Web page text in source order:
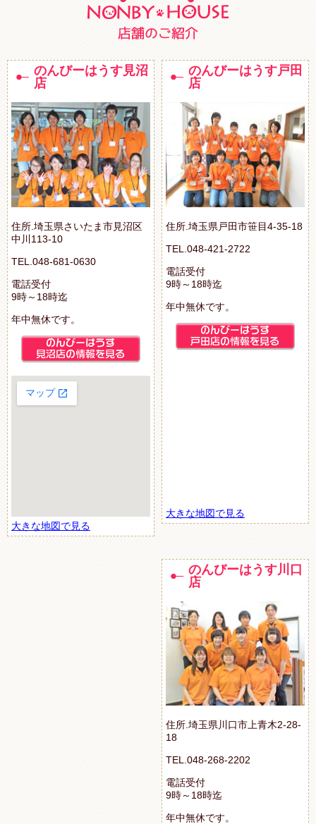
のんびーはうす見沼
店
住所.埼玉県さいたま市見沼区
中川113-10
TEL.048-681-0630
電話受付
9時～18時迄
年中無休です。
大きな地図で見る
のんびーはうす戸田
店
住所.埼玉県戸田市笹目4-35-18
TEL.048-421-2722
電話受付
9時～18時迄
年中無休です。
大きな地図で見る
のんびーはうす川口
店
住所.埼玉県川口市上青木2-28-
18
TEL.048-268-2202
電話受付
9時～18時迄
年中無休です。